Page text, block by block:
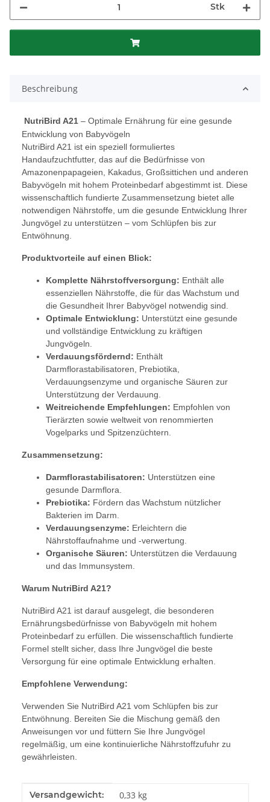
Stk
Beschreibung
NutriBird A21 – Optimale Ernährung für eine gesunde
Entwicklung von Babyvögeln
NutriBird A21 ist ein speziell formuliertes
Handaufzuchtfutter, das auf die Bedürfnisse von
Amazonenpapageien, Kakadus, Großsittichen und anderen
Babyvögeln mit hohem Proteinbedarf abgestimmt ist. Diese
wissenschaftlich fundierte Zusammensetzung bietet alle
notwendigen Nährstoffe, um die gesunde Entwicklung Ihrer
Jungvögel zu unterstützen – vom Schlüpfen bis zur
Entwöhnung.
Produktvorteile auf einen Blick:
Komplette Nährstoffversorgung: Enthält alle
essenziellen Nährstoffe, die für das Wachstum und
die Gesundheit Ihrer Babyvögel notwendig sind.
Optimale Entwicklung: Unterstützt eine gesunde
und vollständige Entwicklung zu kräftigen
Jungvögeln.
Verdauungsfördernd: Enthält
Darmflorastabilisatoren, Prebiotika,
Verdauungsenzyme und organische Säuren zur
Unterstützung der Verdauung.
Weitreichende Empfehlungen: Empfohlen von
Tierärzten sowie weltweit von renommierten
Vogelparks und Spitzenzüchtern.
Zusammensetzung:
Darmflorastabilisatoren: Unterstützen eine
gesunde Darmflora.
Prebiotika: Fördern das Wachstum nützlicher
Bakterien im Darm.
Verdauungsenzyme: Erleichtern die
Nährstoffaufnahme und -verwertung.
Organische Säuren: Unterstützen die Verdauung
und das Immunsystem.
Warum NutriBird A21?
NutriBird A21 ist darauf ausgelegt, die besonderen
Ernährungsbedürfnisse von Babyvögeln mit hohem
Proteinbedarf zu erfüllen. Die wissenschaftlich fundierte
Formel stellt sicher, dass Ihre Jungvögel die beste
Versorgung für eine optimale Entwicklung erhalten.
Empfohlene Verwendung:
Verwenden Sie NutriBird A21 vom Schlüpfen bis zur
Entwöhnung. Bereiten Sie die Mischung gemäß den
Anweisungen vor und füttern Sie Ihre Jungvögel
regelmäßig, um eine kontinuierliche Nährstoffzufuhr zu
gewährleisten.
Produkteigenschaft
Wert
Versandgewicht: 0,33 kg